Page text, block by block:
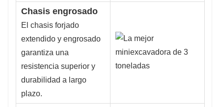
Chasis engrosado
El chasis forjado
extendido y engrosado
garantiza una
resistencia superior y
durabilidad a largo
plazo.